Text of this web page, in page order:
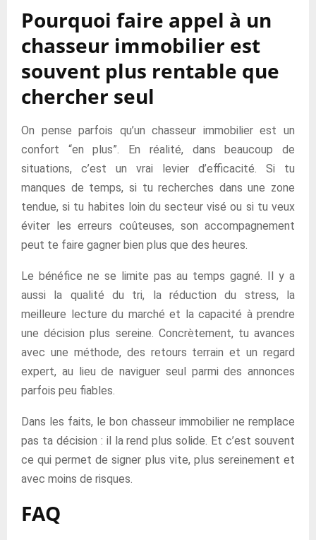
Pourquoi faire appel à un
chasseur immobilier est
souvent plus rentable que
chercher seul
On pense parfois qu’un chasseur immobilier est un
confort “en plus”. En réalité, dans beaucoup de
situations, c’est un vrai levier d’efficacité. Si tu
manques de temps, si tu recherches dans une zone
tendue, si tu habites loin du secteur visé ou si tu veux
éviter les erreurs coûteuses, son accompagnement
peut te faire gagner bien plus que des heures.
Le bénéfice ne se limite pas au temps gagné. Il y a
aussi la qualité du tri, la réduction du stress, la
meilleure lecture du marché et la capacité à prendre
une décision plus sereine. Concrètement, tu avances
avec une méthode, des retours terrain et un regard
expert, au lieu de naviguer seul parmi des annonces
parfois peu fiables.
Dans les faits, le bon chasseur immobilier ne remplace
pas ta décision : il la rend plus solide. Et c’est souvent
ce qui permet de signer plus vite, plus sereinement et
avec moins de risques.
FAQ